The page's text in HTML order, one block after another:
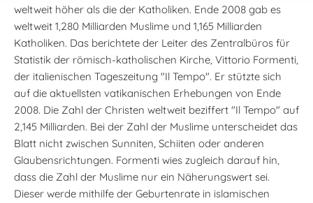
weltweit höher als die der Katholiken. Ende 2008 gab es
weltweit 1,280 Milliarden Muslime und 1,165 Milliarden
Katholiken. Das berichtete der Leiter des Zentralbüros für
Statistik der römisch-katholischen Kirche, Vittorio Formenti,
der italienischen Tageszeitung "Il Tempo". Er stützte sich
auf die aktuellsten vatikanischen Erhebungen von Ende
2008. Die Zahl der Christen weltweit beziffert "Il Tempo" auf
2,145 Milliarden. Bei der Zahl der Muslime unterscheidet das
Blatt nicht zwischen Sunniten, Schiiten oder anderen
Glaubensrichtungen. Formenti wies zugleich darauf hin,
dass die Zahl der Muslime nur ein Näherungswert sei.
Dieser werde mithilfe der Geburtenrate in islamischen